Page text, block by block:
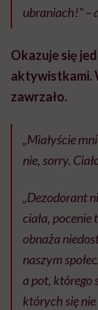
ubraniach!” –
Okazuje się
aktywistkami.
zawrzało.
„Miałyście
nie, sorry.
„Dezodorant
ciała,
obnaża
naszym
a pot, którego
których się